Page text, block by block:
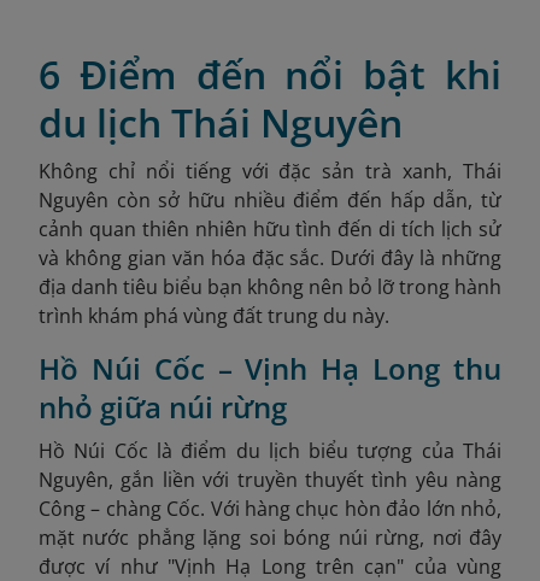
6 Điểm đến nổi bật khi
du lịch Thái Nguyên
Không chỉ nổi tiếng với đặc sản trà xanh, Thái
Nguyên còn sở hữu nhiều điểm đến hấp dẫn, từ
cảnh quan thiên nhiên hữu tình đến di tích lịch sử
và không gian văn hóa đặc sắc. Dưới đây là những
địa danh tiêu biểu bạn không nên bỏ lỡ trong hành
trình khám phá vùng đất trung du này.
Hồ Núi Cốc – Vịnh Hạ Long thu
nhỏ giữa núi rừng
Hồ Núi Cốc là điểm du lịch biểu tượng của Thái
Nguyên, gắn liền với truyền thuyết tình yêu nàng
Công – chàng Cốc. Với hàng chục hòn đảo lớn nhỏ,
mặt nước phẳng lặng soi bóng núi rừng, nơi đây
được ví như "Vịnh Hạ Long trên cạn" của vùng